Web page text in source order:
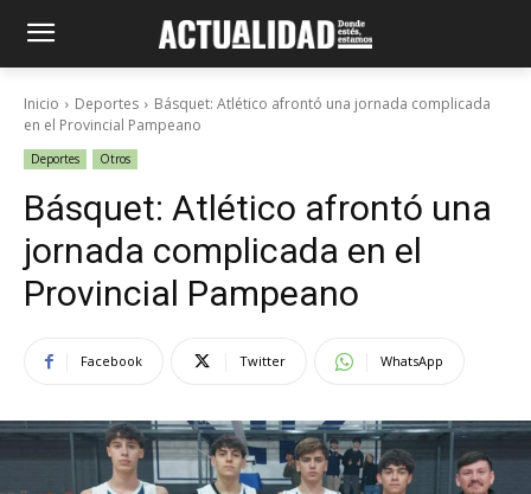
Inicio Deportes
Básquet: Atlético afrontó una jornada complicada
en el Provincial Pampeano
Deportes Otros
Básquet: Atlético afrontó una
jornada complicada en el
Provincial Pampeano
Facebook Twitter WhatsApp